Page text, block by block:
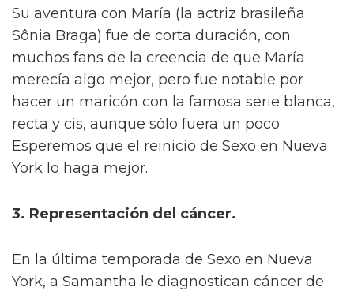
Su aventura con María (la actriz brasileña
Sônia Braga) fue de corta duración, con
muchos fans de la creencia de que María
merecía algo mejor, pero fue notable por
hacer un maricón con la famosa serie blanca,
recta y cis, aunque sólo fuera un poco.
Esperemos que el reinicio de Sexo en Nueva
York lo haga mejor.
3. Representación del cáncer.
En la última temporada de Sexo en Nueva
York, a Samantha le diagnostican cáncer de